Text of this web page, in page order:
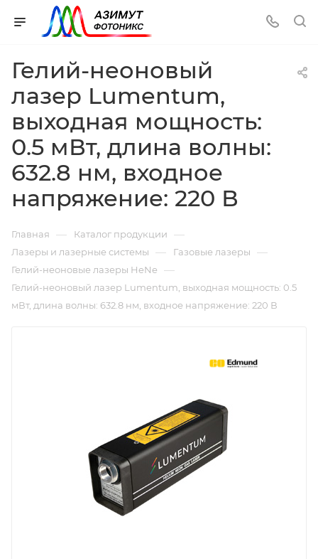
Гелий-неоновый
лазер Lumentum,
выходная мощность:
0.5 мВт, длина волны:
632.8 нм, входное
напряжение: 220 В
Главная — Каталог продукции —
Лазеры и лазерные системы — Газовые лазеры —
Гелий-неоновые лазеры HeNe —
Гелий-неоновый лазер Lumentum, выходная мощность: 0.5
мВт, длина волны: 632.8 нм, входное напряжение: 220 В